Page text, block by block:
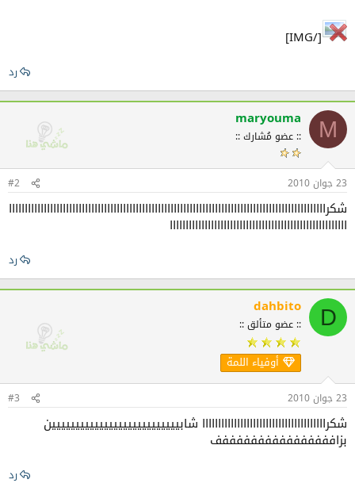
[/IMG]
رد
M
maryouma
:: عضو مُشارك ::
23 جوان 2010 #2
شكراااااااااااااااااااااااااااااااااااااااااااااااااااااااااااااااااااااااااااااااااااااااااااااااااااا
اااااااااااااااااااااااااااااااااااااااااااااااااااااااا
رد
D
dahbito
:: عضو متألق ::
أوفياء اللمة
23 جوان 2010 #3
شكرااااااااااااااااااااااااااااااااااااااا شابييييييييييييييييييييييييييين
بزاففففففففففففففففف
رد